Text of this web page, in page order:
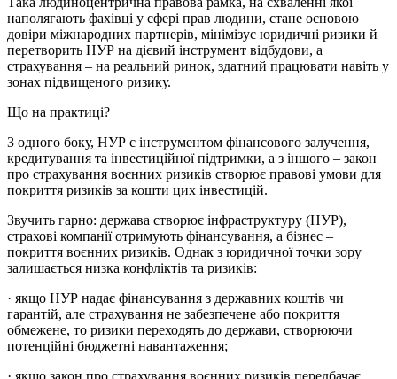
наполягають фахівці у сфері прав людини, стане основою
довіри міжнародних партнерів, мінімізує юридичні ризики й
перетворить НУР на дієвий інструмент відбудови, а
страхування – на реальний ринок, здатний працювати навіть у
зонах підвищеного ризику.
Що на практиці?
З одного боку, НУР є інструментом фінансового залучення,
кредитування та інвестиційної підтримки, а з іншого – закон
про страхування воєнних ризиків створює правові умови для
покриття ризиків за кошти цих інвестицій.
Звучить гарно: держава створює інфраструктуру (НУР),
страхові компанії отримують фінансування, а бізнес –
покриття воєнних ризиків. Однак з юридичної точки зору
залишається низка конфліктів та ризиків:
· якщо НУР надає фінансування з державних коштів чи
гарантій, але страхування не забезпечене або покриття
обмежене, то ризики переходять до держави, створюючи
потенційні бюджетні навантаження;
· якщо закон про страхування воєнних ризиків передбачає